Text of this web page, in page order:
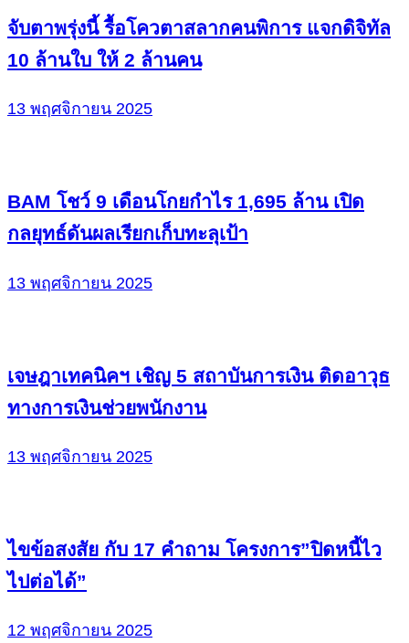
จับตาพรุ่งนี้ รื้อโควตาสลากคนพิการ แจกดิจิทัล
10 ล้านใบ ให้ 2 ล้านคน
13 พฤศจิกายน 2025
BAM โชว์ 9 เดือนโกยกำไร 1,695 ล้าน เปิด
กลยุทธ์ดันผลเรียกเก็บทะลุเป้า
13 พฤศจิกายน 2025
เจษฎาเทคนิคฯ เชิญ 5 สถาบันการเงิน ติดอาวุธ
ทางการเงินช่วยพนักงาน
13 พฤศจิกายน 2025
ไขข้อสงสัย กับ 17 คำถาม โครงการ”ปิดหนี้ไว
ไปต่อได้”
12 พฤศจิกายน 2025